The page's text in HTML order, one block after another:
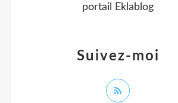
Suivez-moi
portail Eklablog